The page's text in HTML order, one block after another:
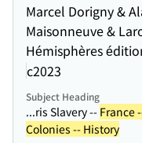
Marcel Dorigny &
Maisonneuve &
Hémisphères
c2023
Subject Heading
...ris Slavery -- France
Colonies -- History